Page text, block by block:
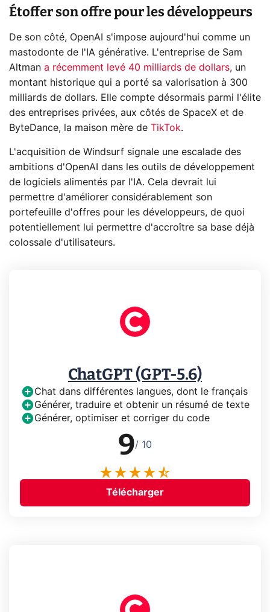
Étoffer son offre pour les développeurs
De son côté, OpenAI s'impose aujourd'hui comme un
mastodonte de l'IA générative. L'entreprise de Sam
Altman a récemment levé 40 milliards de dollars, un
montant historique qui a porté sa valorisation à 300
milliards de dollars. Elle compte désormais parmi l'élite
des entreprises privées, aux côtés de SpaceX et de
ByteDance, la maison mère de TikTok.
L'acquisition de Windsurf signale une escalade des
ambitions d'OpenAI dans les outils de développement
de logiciels alimentés par l'IA. Cela devrait lui
permettre d'améliorer considérablement son
portefeuille d'offres pour les développeurs, de quoi
potentiellement lui permettre d'accroître sa base déjà
colossale d'utilisateurs.
ChatGPT (GPT-5.6)
Chat dans différentes langues, dont le français
Générer, traduire et obtenir un résumé de texte
Générer, optimiser et corriger du code
9/ 10
Télécharger